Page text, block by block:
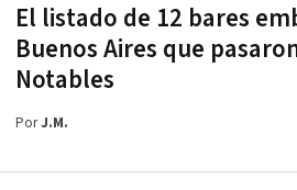
El listado de 12 bares
Buenos Aires que
Notables
PorJ.M.